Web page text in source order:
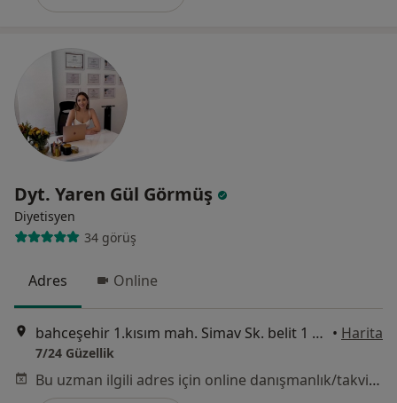
Dyt. Yaren Gül Görmüş
Diyetisyen
34 görüş
Adres Online
bahceşehir 1.kısım mah. Simav Sk. belit 1 adası 6.blok no:12/B ıspartakule, İstanbul • Harita
7/24 Güzellik
Bu uzman ilgili adres için online danışmanlık/takvim sunmuyor.